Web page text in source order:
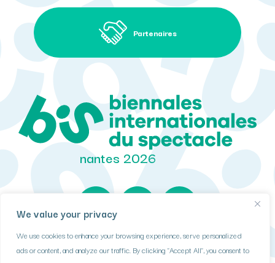
We value your privacy
We use cookies to enhance your browsing experience, serve personalized
ads or content, and analyze our traffic. By clicking "Accept All", you consent to
Partenaires
nantes 2026
DONNÉES PERSONNELLES